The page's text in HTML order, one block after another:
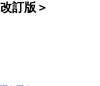
訂版＞